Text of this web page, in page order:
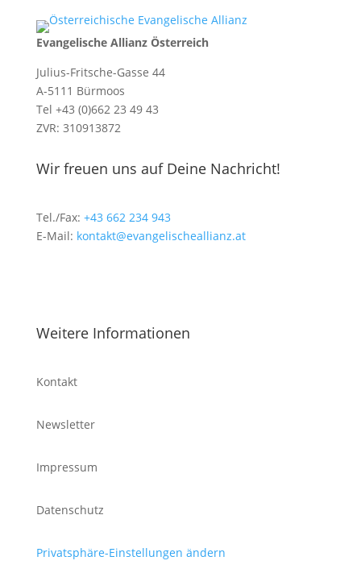
Evangelische Allianz Österreich
Julius-Fritsche-Gasse 44
A-5111 Bürmoos
Tel +43 (0)662 23 49 43
ZVR: 310913872
Wir freuen uns auf Deine Nachricht!
Tel./Fax: +43 662 234 943
E-Mail: kontakt@evangelischeallianz.at
Weitere Informationen
Kontakt
Newsletter
Impressum
Datenschutz
Privatsphäre-Einstellungen ändern